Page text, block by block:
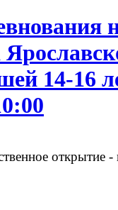
14-16
открытие -